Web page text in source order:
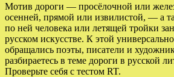
Мотив дороги — просёлочной или
осенней, прямой или извилистой, — а
по ней человека или летящей тройки
русском искусстве. К этой
обращались поэты, писатели и
разбираетесь в теме дороги в русской
Проверьте себя с тестом RT.